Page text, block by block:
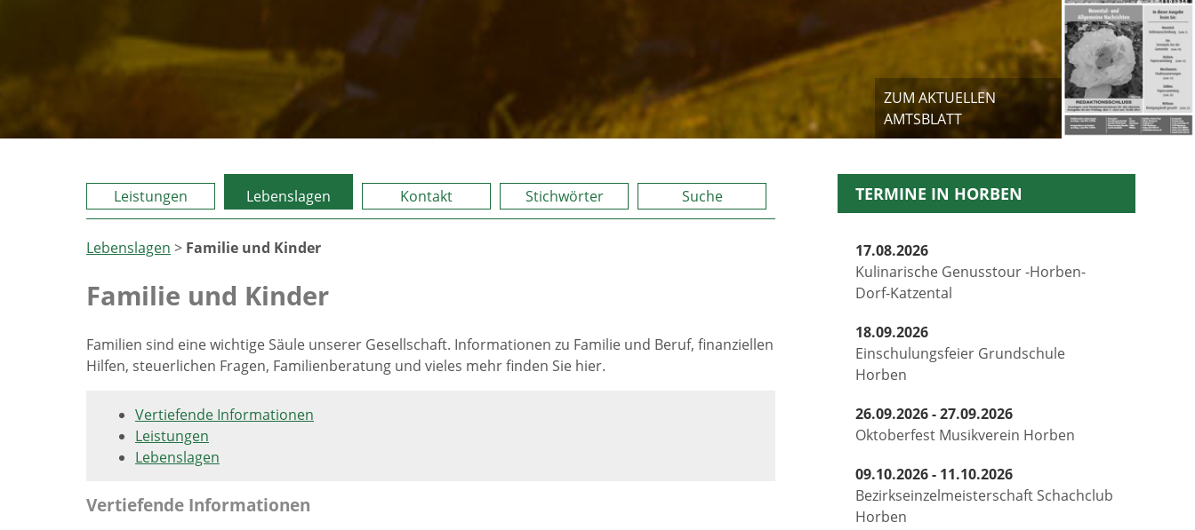
ZUM AKTUELLEN
AMTSBLATT
Leistungen Lebenslagen Kontakt Stichwörter Suche
Lebenslagen > Familie und Kinder
Familie und Kinder
Familien sind eine wichtige Säule unserer Gesellschaft. Informationen zu Familie und Beruf, finanziellen
Hilfen, steuerlichen Fragen, Familienberatung und vieles mehr finden Sie hier.
Vertiefende Informationen
Leistungen
Lebenslagen
Vertiefende Informationen
TERMINE IN HORBEN
17.08.2026
Kulinarische Genusstour -Horben-
Dorf-Katzental
18.09.2026
Einschulungsfeier Grundschule
Horben
26.09.2026 - 27.09.2026
Oktoberfest Musikverein Horben
09.10.2026 - 11.10.2026
Bezirkseinzelmeisterschaft Schachclub
Horben